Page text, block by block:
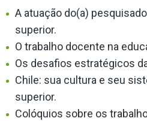
A atuação do(a)
superior.
O trabalho docente na
Os desafios estratégicos
Chile: sua cultura e seu
superior.
Colóquios sobre os